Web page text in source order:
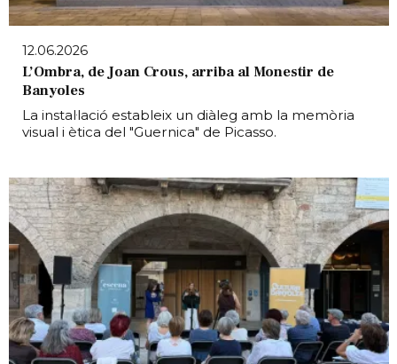
12.06.2026
L’Ombra, de Joan Crous, arriba al Monestir de
Banyoles
La instal·lació estableix un diàleg amb la memòria
visual i ètica del "Guernica" de Picasso.